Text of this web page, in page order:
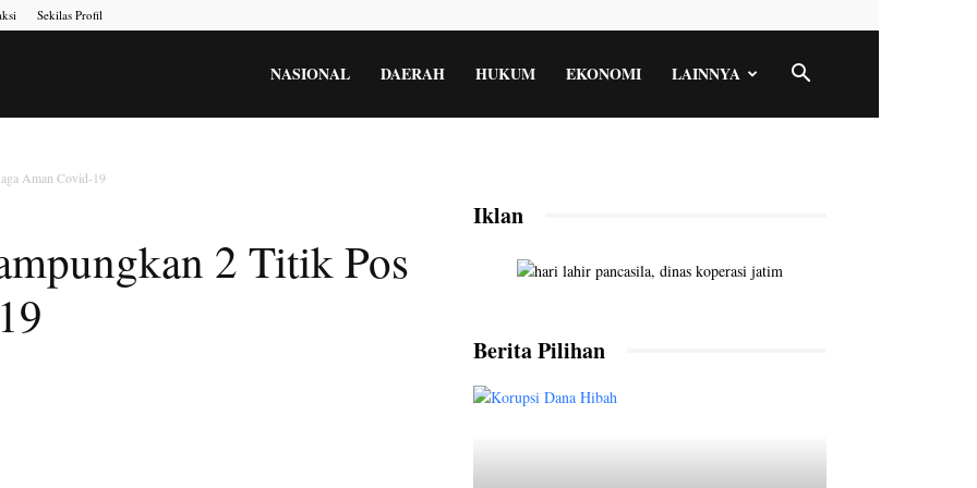
Sekilas Profil
NASIONAL DAERAH HUKUM EKONOMI LAINNYA
Aman Covid-19
2 Titik Pos
Iklan
Berita Pilihan